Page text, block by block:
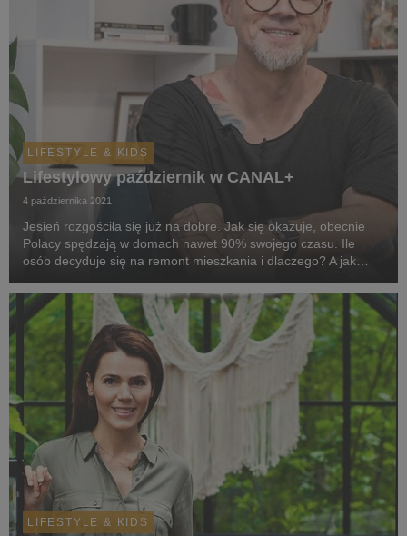
LIFESTYLE & KIDS
Lifestylowy październik w CANAL+
4 października 2021
Jesień rozgościła się już na dobre. Jak się okazuje, obecnie
Polacy spędzają w domach nawet 90% swojego czasu. Ile
osób decyduje się na remont mieszkania i dlaczego? A jak
w nowym sezonie swojego programu. W paździe...
LIFESTYLE & KIDS